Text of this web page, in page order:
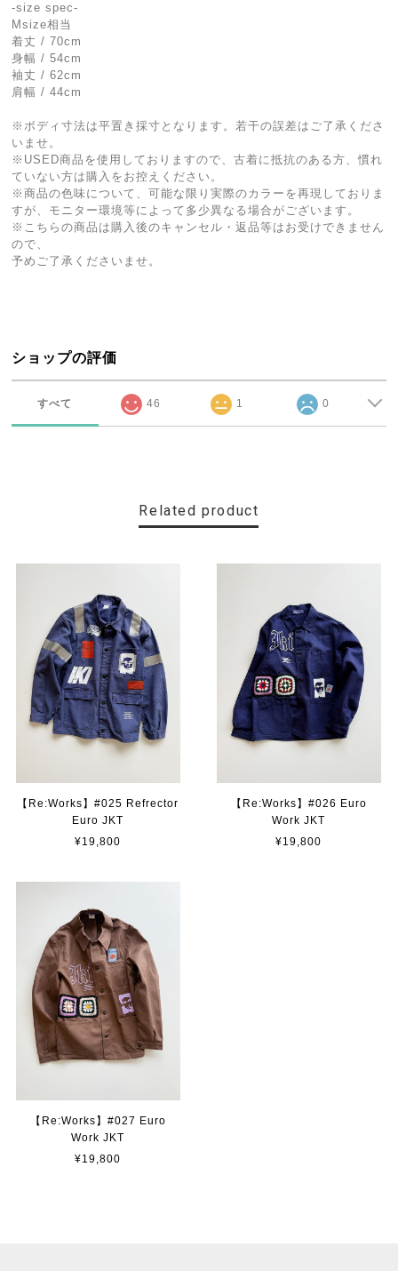
-size spec-
Msize相当
着丈 / 70cm
身幅 / 54cm
袖丈 / 62cm
肩幅 / 44cm
※ボディ寸法は平置き採寸となります。若干の誤差はご了承くださ
いませ。
※USED商品を使用しておりますので、古着に抵抗のある方、慣れ
ていない方は購入をお控えください。
※商品の色味について、可能な限り実際のカラーを再現しておりま
すが、モニター環境等によって多少異なる場合がございます。
※こちらの商品は購入後のキャンセル・返品等はお受けできません
ので、
予めご了承くださいませ。
ショップの評価
すべて 46 1 0
Related product
【Re:Works】#025 Refrector
Euro JKT
¥19,800
【Re:Works】#026 Euro
Work JKT
¥19,800
【Re:Works】#027 Euro
Work JKT
¥19,800